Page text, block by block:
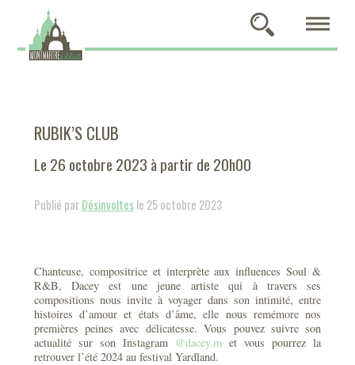
RUBIK’S CLUB
Le 26 octobre 2023 à partir de 20h00
Publié parDésinvoltesle 25 octobre 2023
Chanteuse, compositrice et interprète aux influences Soul &
R&B, Dacey est une jeune artiste qui à travers ses
compositions nous invite à voyager dans son intimité, entre
histoires d’amour et états d’âme, elle nous remémore nos
premières peines avec délicatesse. Vous pouvez suivre son
actualité sur son Instagram @dacey.m et vous pourrez la
retrouver l’été 2024 au festival Yardland.